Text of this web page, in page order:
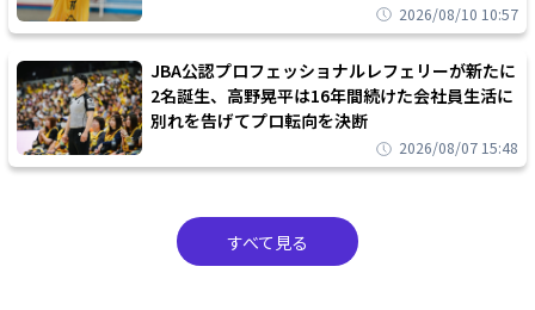
2026/08/10 10:57
JBA公認プロフェッショナルレフェリーが新たに
2名誕生、高野晃平は16年間続けた会社員生活に
別れを告げてプロ転向を決断
2026/08/07 15:48
すべて見る